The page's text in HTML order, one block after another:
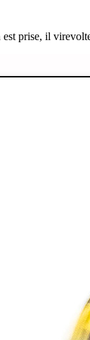
prise, il